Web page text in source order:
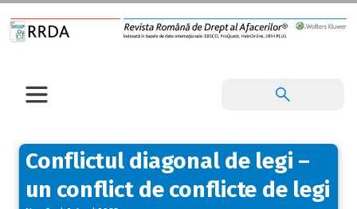
Conflictul diagonal de legi –
un conflict de conflicte de legi